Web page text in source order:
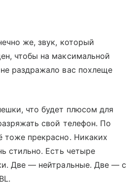
же, звук, который
чтобы на максимальной
раздражало вас похлеще
что будет плюсом для
свой телефон. По
тоже прекрасно. Никаких
стильно. Есть четыре
Две — нейтральные. Две — с